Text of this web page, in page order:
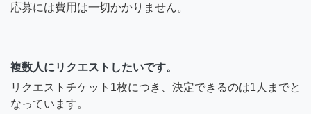
応募には費用は一切かかりません。
複数人にリクエストしたいです。
リクエストチケット1枚につき、決定できるのは1人までと
なっています。